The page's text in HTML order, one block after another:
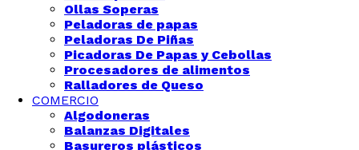
Ollas Soperas
Peladoras de papas
Peladoras De Piñas
Picadoras De Papas y Cebollas
Procesadores de alimentos
Ralladores de Queso
COMERCIO
Algodoneras
Balanzas Digitales
Basureros plásticos